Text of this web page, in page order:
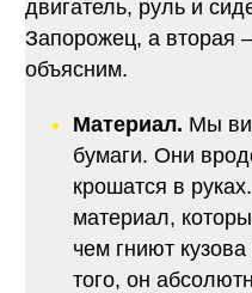
двигатель, руль и
Запорожец, а вторая
объясним.
Материал. Мы
бумаги. Они
крошатся в
материал,
чем гниют
того, он